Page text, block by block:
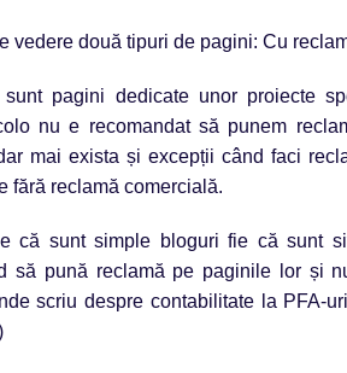
vedere două tipuri de pagini: Cu
pagini dedicate unor proiecte
nu e recomandat să punem
mai exista și excepții când faci
fără reclamă comercială.
că sunt simple bloguri fie că sunt
să pună reclamă pe paginile lor și
scriu despre contabilitate la PFA-